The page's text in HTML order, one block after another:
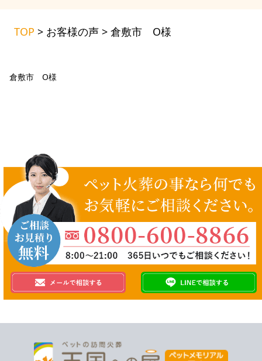
TOP > お客様の声 > 倉敷市 O様
倉敷市 O様